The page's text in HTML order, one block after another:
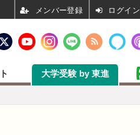
大学受験 by 東進
ログイン